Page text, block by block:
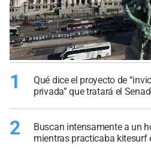
1
Qué dice el proyecto de
privada” que tratará el
2
Buscan intensamente a un
mientras practicaba kitesurf